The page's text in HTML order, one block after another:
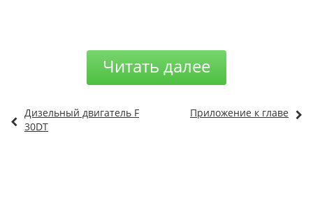
Читать далее
Дизельный двигатель F
30DT
Приложение к главе